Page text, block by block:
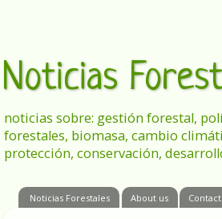
Noticias
noticias sobre: gestión forestal,
forestales, biomasa, cambio
protección, conservación,
Noticias Forestales About us Contact